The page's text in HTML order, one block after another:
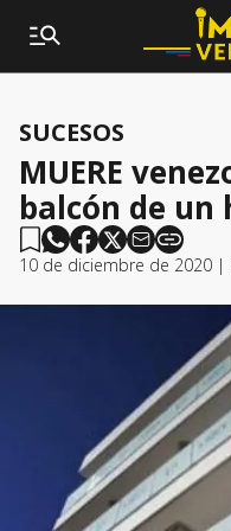
SUCESOS
MUERE
balcón de un
10 de diciembre de 2020 |